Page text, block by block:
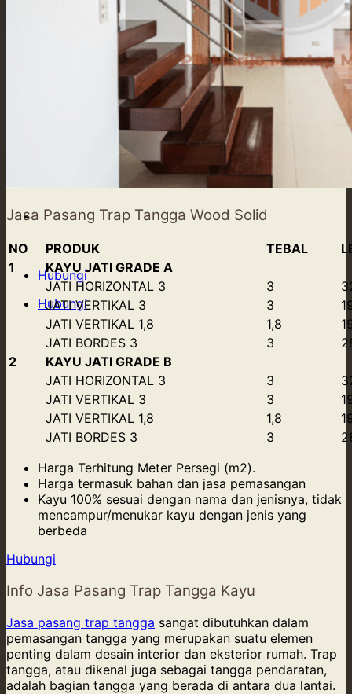
Our Supply
Tentang Kami
Kontak Kami
Hubungi
Hubungi
Jasa Pasang Trap Tangga Wood Solid
NO PRODUK TEBAL
1
KAYU JATI GRADE A
JATI HORIZONTAL 3
3
JATI VERTIKAL 3
3
JATI VERTIKAL 1,8
1,8
JATI BORDES 3
3
2
KAYU JATI GRADE B
JATI HORIZONTAL 3
3
JATI VERTIKAL 3
3
JATI VERTIKAL 1,8
1,8
JATI BORDES 3
3
Harga Terhitung Meter Persegi (m2).
Harga termasuk bahan dan jasa pemasangan
Kayu 100% sesuai dengan nama dan jenisnya, tidak
mencampur/menukar kayu dengan jenis yang
berbeda
Hubungi
Info Jasa Pasang Trap Tangga Kayu
Jasa pasang trap tangga sangat dibutuhkan dalam
pemasangan tangga yang merupakan suatu elemen
penting dalam desain interior dan eksterior rumah. Trap
tangga, atau dikenal juga sebagai tangga pendaratan,
adalah bagian tangga yang berada di antara dua lantai.